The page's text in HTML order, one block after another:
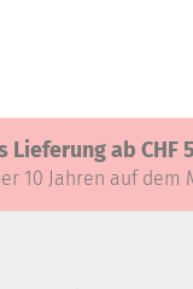
Lieferung ab CHF
10 Jahren auf dem